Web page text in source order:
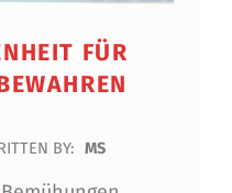
FÜR
BY: MS